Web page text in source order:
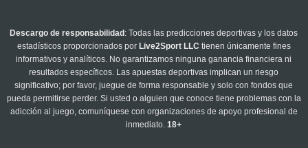
Descargo de responsabilidad : Todas las predicciones deportivas y los datos
estadísticos proporcionados por Live2Sport LLC tienen únicamente fines
informativos y analíticos. No garantizamos ninguna ganancia financiera ni
resultados específicos. Las apuestas deportivas implican un riesgo
significativo; por favor, juegue de forma responsable y solo con fondos que
pueda permitirse perder. Si usted o alguien que conoce tiene problemas con la
adicción al juego, comuníquese con organizaciones de apoyo profesional de
inmediato.18+